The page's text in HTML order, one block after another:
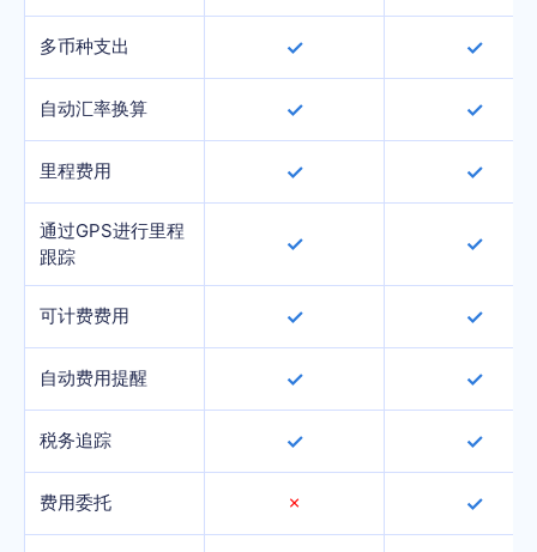
多币种支出 ✓ ✓
自动汇率换算 ✓ ✓
里程费用 ✓ ✓
通过GPS进行里程
跟踪
✓ ✓
可计费费用 ✓ ✓
自动费用提醒 ✓ ✓
税务追踪 ✓ ✓
费用委托 ✗ ✓